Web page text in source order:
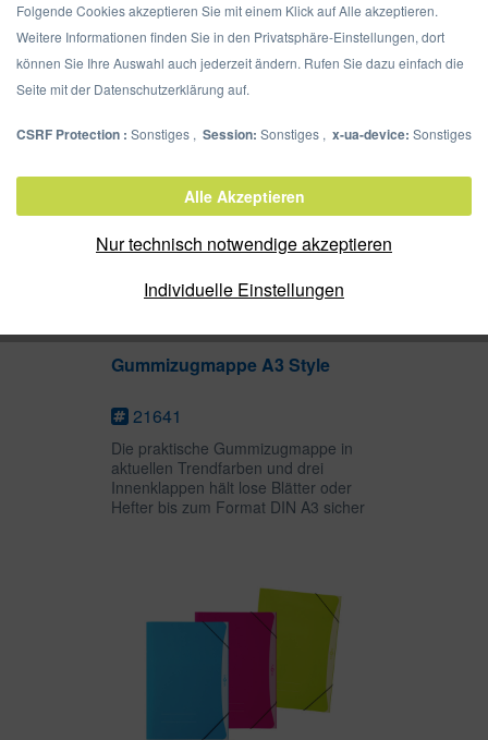
Lernen haben, gibt es die Trend Kollektion von PAGNA.
Kunterbunte...mehr erfahren »
Gummizugmappe A3 Style
21641
Die praktische Gummizugmappe in
aktuellen Trendfarben und drei
Innenklappen hält lose Blätter oder
Hefter bis zum Format DIN A3 sicher
Folgende Cookies akzeptieren Sie mit einem Klick auf Alle akzeptieren.
Weitere Informationen finden Sie in den Privatsphäre-Einstellungen, dort
können Sie Ihre Auswahl auch jederzeit ändern. Rufen Sie dazu einfach die
Seite mit der Datenschutzerklärung auf.
CSRF Protection : Sonstiges , Session: Sonstiges , x-ua-device: Sonstiges
Individuelle Einstellungen
Nur technisch notwendige akzeptieren
Alle Akzeptieren